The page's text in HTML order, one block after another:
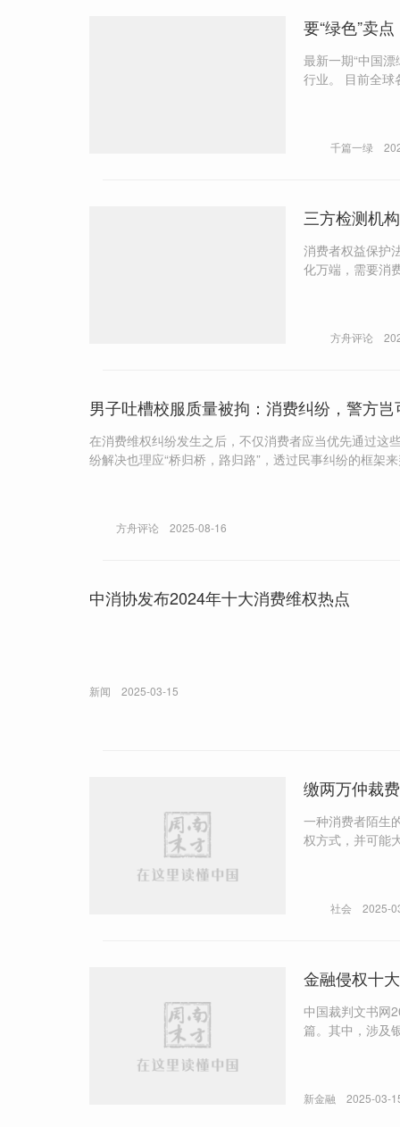
要“绿色”卖
最新一期“中国
行业。 目前全球各相关监管机构，对企业漂绿行为的监管和处罚正在加严，消费者举报、维权更加便利，针对企业避免误入
千篇一绿
三方检测机
消费者权益保护
化万端，需要消
方舟评论
男子吐槽校服质量被拘：消费纠纷，警方岂
在消费维权纠纷发生之后，不仅消费者应当优先通过这
纷解决也理应“桥归桥，路归路”，透过民事纠纷的框架
方舟评论 2025-08-16
中消协发布2024年十大消费维权热点
新闻 2025-03-15
缴两万仲裁
一种消费者陌生
权方式，并可能大幅增加维权成本。 有人想退掉网购
社会 2025-
金融侵权十
中国裁判文书网
篇。其中，涉及银行领域的案例为1429个。
新金融 2025-03-